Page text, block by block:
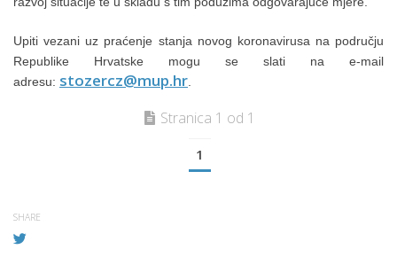
Upiti vezani uz praćenje stanja novog koronavirusa na području
Republike Hrvatske mogu se slati na e-mail
adresu: stozercz@mup.hr
Stranica 1 od 1
1
SHARE